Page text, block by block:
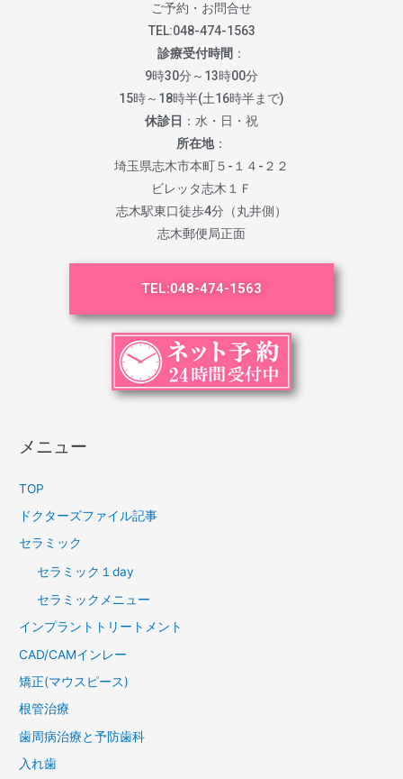
ご予約・お問合せ
TEL:048-474-1563
診療受付時間 ：
9時30分～13時00分
15時～18時半(土16時半まで)
休診日 ：水・日・祝
所在地：
埼玉県志木市本町５-１４-２２
ビレッタ志木１Ｆ
志木駅東口徒歩4分（丸井側）
志木郵便局正面
TEL:048-474-1563
メニュー
TOP
ドクターズファイル記事
セラミック
セラミック１day
セラミックメニュー
インプラントトリートメント
CAD/CAMインレー
矯正(マウスピース)
根管治療
歯周病治療と予防歯科
入れ歯